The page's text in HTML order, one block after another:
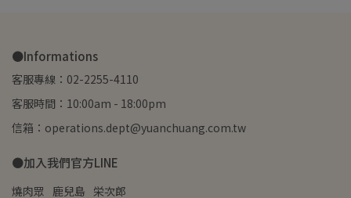
●Informations
客服專線：02-2255-4110
客服時間：10:00am - 18:00pm
信箱：operations.dept@yuanchuang.com.tw
●加入我們官方LINE
燒肉眾 鹿兒島 栄次郎